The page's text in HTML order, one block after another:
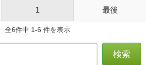
1 最後
全6件中 1-6 件を表示
検索